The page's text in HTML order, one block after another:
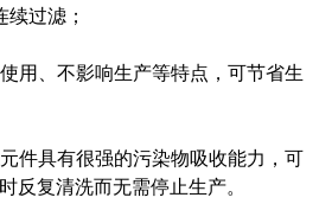
过滤；
用、不影响生产等特点，可节省生
件具有很强的污染物吸收能力，可
反复清洗而无需停止生产。